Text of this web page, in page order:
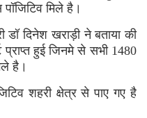
मिले है।
डॉ दिनेश खराड़ी ने बताया की
प्राप्त हुई जिनमे से सभी 1480
है।
शहरी क्षेत्र से पाए गए है